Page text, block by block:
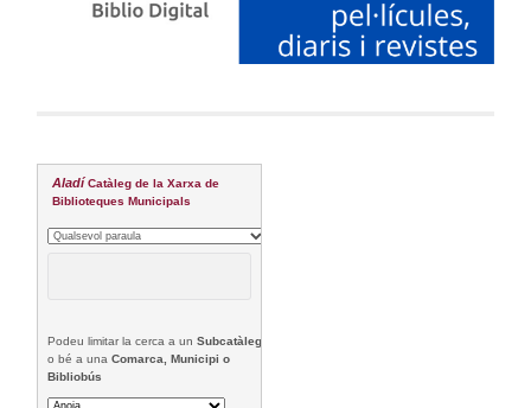
Aladí Catàleg de la Xarxa de
Biblioteques Municipals
Podeu limitar la cerca a unSubcatàleg
o bé a unaComarca, Municipi o
Bibliobús